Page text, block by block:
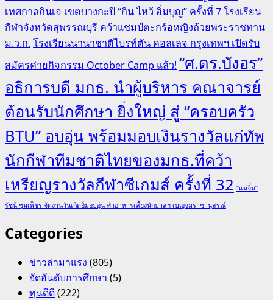
เทศกาลกินเจ เขตบางกะปิ “กิน ไหว้ อิ่มบุญ” ครั้งที่ 7โรงเรียน
กีฬาจังหวัดสุพรรณบุรี คว้าแชมป์ตะกร้อหญิงถ้วยพระราชทาน
ม.ว.ก.โรงเรียนนานาชาติไบรท์ตัน คอลเลจ กรุงเทพฯ เปิดรับ
สมัครค่ายกิจกรรม October Camp แล้ว!“ศ.ดร.บังอร”
อธิการบดี มกธ. นำผู้บริหาร คณาจารย์
ต้อนรับนักศึกษา ยิ่งใหญ่ สู่ “ครอบครัว
BTU” อบอุ่น พร้อมมอบเงินรางวัลแก่ทัพ
นักกีฬาทีมชาติไทยของมกธ.ที่คว้า
เหรียญรางวัลกีฬาซีเกมส์ ครั้งที่ 32 “แม่จิ๋ม”
รัชนี ชุมเพ็ชร จัดงานวันเกิดอิ่มอบอุ่น ทำอาหารเลี้ยงนักบาสฯ เบญจมราชานุสรณ์
Categories
ข่าวล่ามาแรง (805)
จัดอันดับการศึกษา (5)
ทุนดีดี(222)